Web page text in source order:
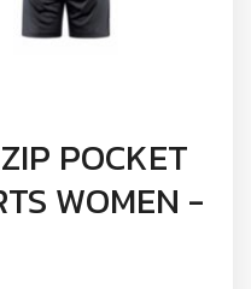
POCKET
WOMEN -